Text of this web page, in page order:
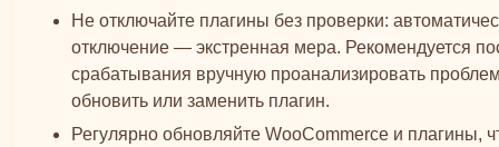
Не отключайте плагины без проверки:
отключение — экстренная мера. Рекомендуется
срабатывания вручную проанализировать
обновить или заменить плагин.
Регулярно обновляйте WooCommerce и плагины,